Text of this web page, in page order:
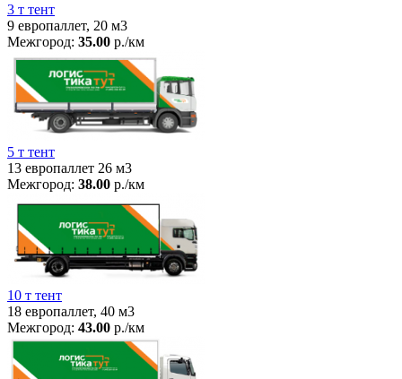
3 т тент
9 европаллет, 20 м3
Межгород: 35.00 р./км
5 т тент
13 европаллет 26 м3
Межгород: 38.00 р./км
10 т тент
18 европаллет, 40 м3
Межгород: 43.00 р./км